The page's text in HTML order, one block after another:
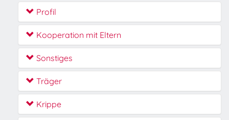
Profil
Kooperation mit Eltern
Sonstiges
Träger
Krippe